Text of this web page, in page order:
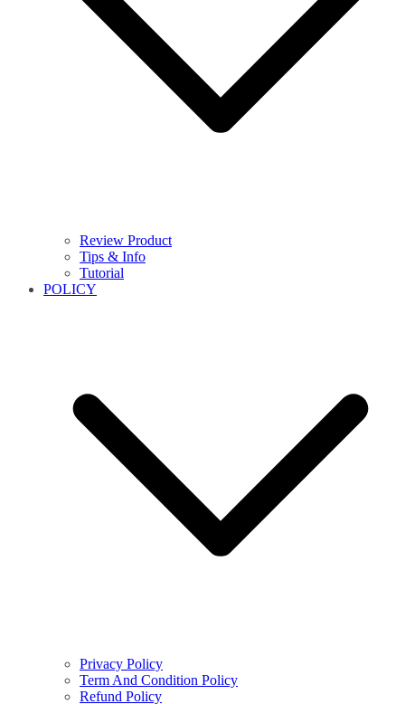
Review Product
Tips & Info
Tutorial
POLICY
Privacy Policy
Term And Condition Policy
Refund Policy